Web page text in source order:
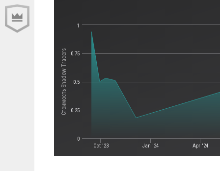
Стоимость Shadow Tracers
Oct '23 Jan '24 Apr '24
0
0.25
0.5
0.75
1